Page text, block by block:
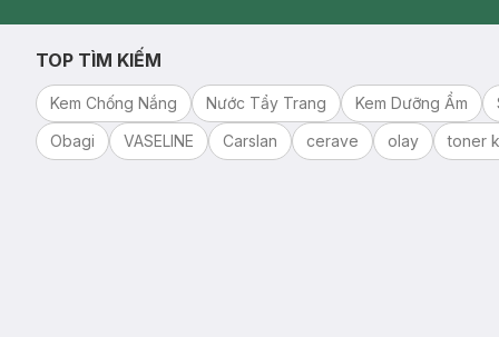
TOP TÌM KIẾM
Kem Chống Nắng Nước Tẩy Trang Kem Dưỡng Ẩm
Obagi
VASELINE Carslan cerave olay toner